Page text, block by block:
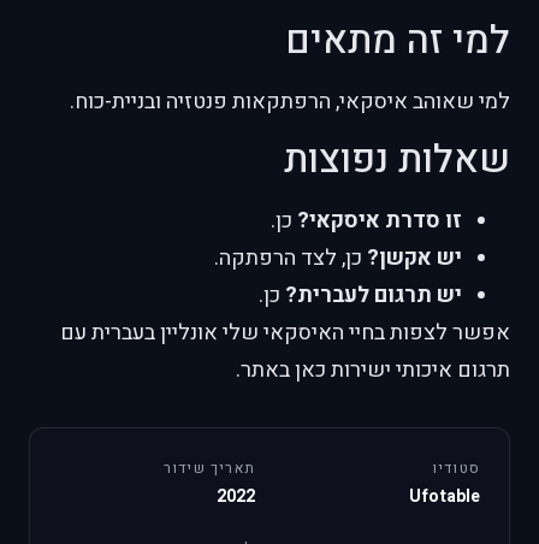
למי זה מתאים
למי שאוהב איסקאי, הרפתקאות פנטזיה ובניית-כוח.
שאלות נפוצות
זו סדרת איסקאי? כן.
יש אקשן? כן, לצד הרפתקה.
יש תרגום לעברית? כן.
אפשר לצפות בחיי האיסקאי שלי אונליין בעברית עם
תרגום איכותי ישירות כאן באתר.
סטודיו
Ufotable
תאריך שידור
2022